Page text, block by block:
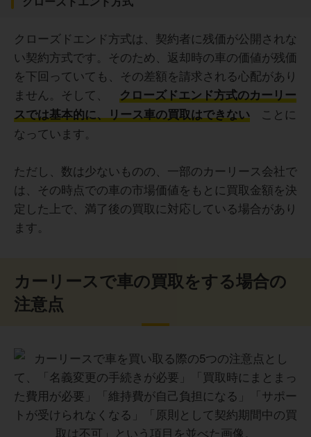
クローズドエンド方式は、契約者に残価が公開されな
い契約方式です。そのため、返却時の車の価値が残価
を下回っていても、その差額を請求される心配があり
ません。そして、
クローズドエンド方式のカーリー
スでは基本的に、リース車の買取はできない
ことに
なっています。
ただし、数は少ないものの、一部のカーリース会社で
は、その時点での車の市場価値をもとに買取金額を決
定した上で、満了後の買取に対応している場合があり
ます。
カーリースで車の買取をする場合の
注意点